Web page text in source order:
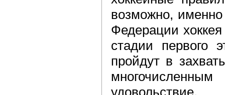
возможно, именно
Федерации
стадии первого
пройдут в
удовольствие.